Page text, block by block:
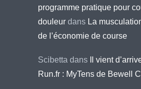
programme pratique pour
douleur dans La
de l’économie de course
Scibetta dans
Il vient
Run.fr : MyTens de Bewell